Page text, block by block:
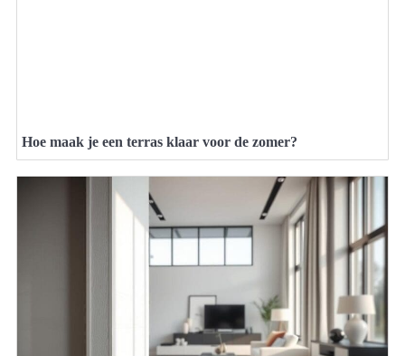
Hoe maak je een terras klaar voor de zomer?